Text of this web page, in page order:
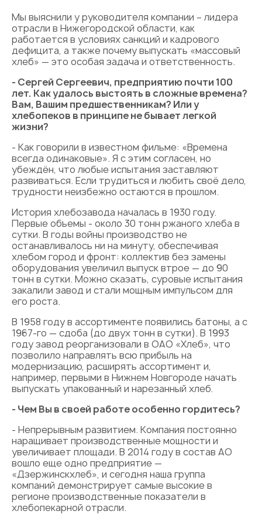
Мы выяснили у руководителя компании – лидера
отрасли в Нижегородской области, как
работается в условиях санкций и кадрового
дефицита, а также почему выпускать «массовый
хлеб» — это особая задача и ответственность.
- Сергей Сергеевич, предприятию почти 100
лет. Как удалось выстоять в сложные времена?
Вам, Вашим предшественникам? Или у
хлебопеков в принципе не бывает легкой
жизни?
- Как говорили в известном фильме: «Времена
всегда одинаковые». Я с этим согласен, но
убеждён, что любые испытания заставляют
развиваться. Если трудиться и любить своё дело,
трудности неизбежно остаются в прошлом.
История хлебозавода началась в 1930 году.
Первые объемы - около 30 тонн ржаного хлеба в
сутки. В годы войны производство не
останавливалось ни на минуту, обеспечивая
хлебом город и фронт: коллектив без замены
оборудования увеличил выпуск втрое — до 90
тонн в сутки. Можно сказать, суровые испытания
закалили завод и стали мощным импульсом для
его роста.
В 1958 году в ассортименте появились батоны, а с
1967-го — сдоба (до двух тонн в сутки). В 1993
году завод реорганизовали в ОАО «Хлеб», что
позволило направлять всю прибыль на
модернизацию, расширять ассортимент и,
например, первыми в Нижнем Новгороде начать
выпускать упакованный и нарезанный хлеб.
- Чем Вы в своей работе особенно гордитесь?
- Непрерывным развитием. Компания постоянно
наращивает производственные мощности и
увеличивает площади. В 2014 году в состав АО
вошло еще одно предприятие —
«Дзержинскхлеб», и сегодня наша группа
компаний демонстрирует самые высокие в
регионе производственные показатели в
хлебопекарной отрасли.